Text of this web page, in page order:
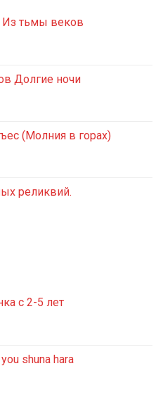
Из тьмы веков
Долгие ночи
(Молния в горах)
реликвий.
с 2-5 лет
shuna hara